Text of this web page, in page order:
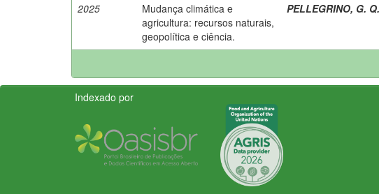
2025
Mudança climática e
agricultura: recursos naturais,
geopolítica e ciência.
PELLEGRINO, G. Q.
Indexado por